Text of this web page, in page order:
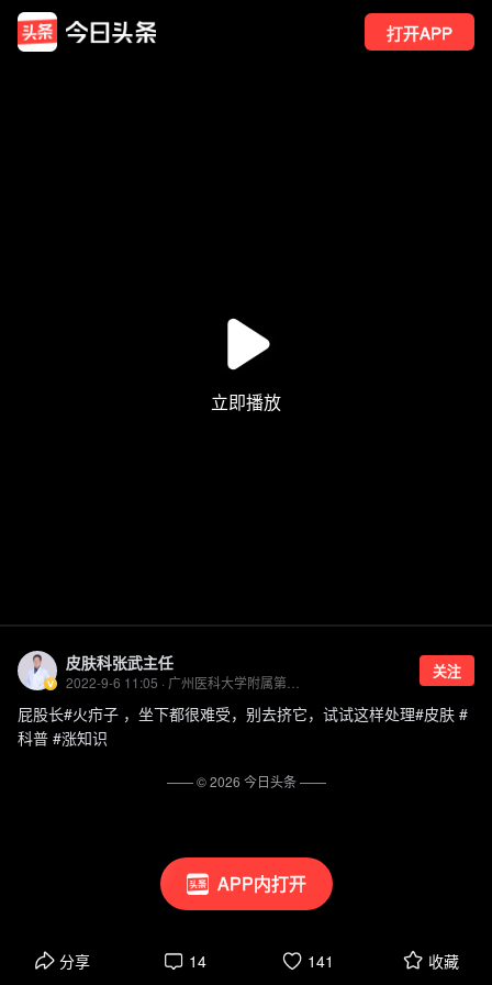
打开APP
APP内打开
皮肤科张武主任 关注
屁股长#火疖子 ，坐下都很难受，别去挤它，试试这样处理#皮肤 #
科普 #涨知识
分享 14 141 收藏
—— ©2026 今日头条——